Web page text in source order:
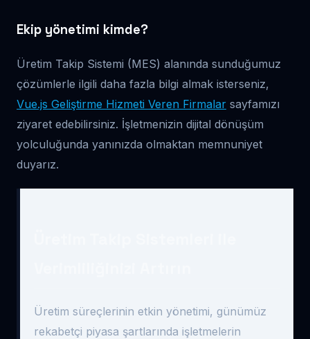
Ekip yönetimi kimde?
Üretim Takip Sistemi (MES) alanında sunduğumuz
çözümlerle ilgili daha fazla bilgi almak isterseniz,
Vue.js Geliştirme Hizmeti Veren Firmalar sayfamızı
ziyaret edebilirsiniz. İşletmenizin dijital dönüşüm
yolculuğunda yanınızda olmaktan memnuniyet
duyarız.
Üretim süreçlerinin etkin yönetimi, günümüz
rekabetçi piyasa şartlarında işletmelerin